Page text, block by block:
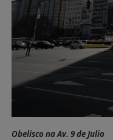
Obelisco na Av. 9 de Julio